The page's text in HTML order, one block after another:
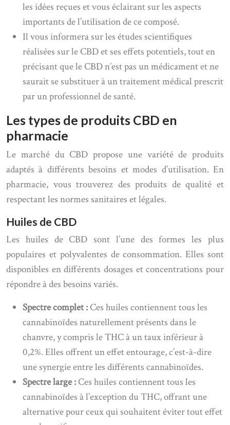
les idées reçues et vous éclairant sur les aspects
importants de l’utilisation de ce composé.
Il vous informera sur les études scientifiques
réalisées sur le CBD et ses effets potentiels, tout en
précisant que le CBD n’est pas un médicament et ne
saurait se substituer à un traitement médical prescrit
par un professionnel de santé.
Les types de produits CBD en
pharmacie
Le marché du CBD propose une variété de produits
adaptés à différents besoins et modes d’utilisation. En
pharmacie, vous trouverez des produits de qualité et
respectant les normes sanitaires et légales.
Huiles de CBD
Les huiles de CBD sont l’une des formes les plus
populaires et polyvalentes de consommation. Elles sont
disponibles en différents dosages et concentrations pour
répondre à des besoins variés.
Spectre complet : Ces huiles contiennent tous les
cannabinoïdes naturellement présents dans le
chanvre, y compris le THC à un taux inférieur à
0,2%. Elles offrent un effet entourage, c’est-à-dire
une synergie entre les différents cannabinoïdes.
Spectre large : Ces huiles contiennent tous les
cannabinoïdes à l’exception du THC, offrant une
alternative pour ceux qui souhaitent éviter tout effet